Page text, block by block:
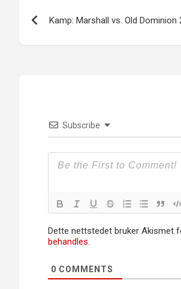
Kamp: Marshall vs. Old Dominion
Subscribe
Dette nettstedet bruker Akismet
behandles.
0 COMMENTS